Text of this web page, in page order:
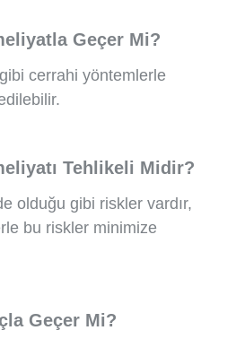
Geçer Mi?
cerrahi yöntemlerle
Tehlikeli Midir?
olduğu gibi riskler vardır,
bu riskler minimize
Geçer Mi?